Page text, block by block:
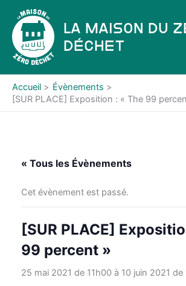
contenu
La Maison du
Déchet
Accueil
Évènements
[SUR PLACE] Exposition : « The 99
« Tous les Évènements
Cet évènement est passé.
[SUR PLACE]
99 percent »
25 mai 2021 de 11h00à 10 juin 2021 de